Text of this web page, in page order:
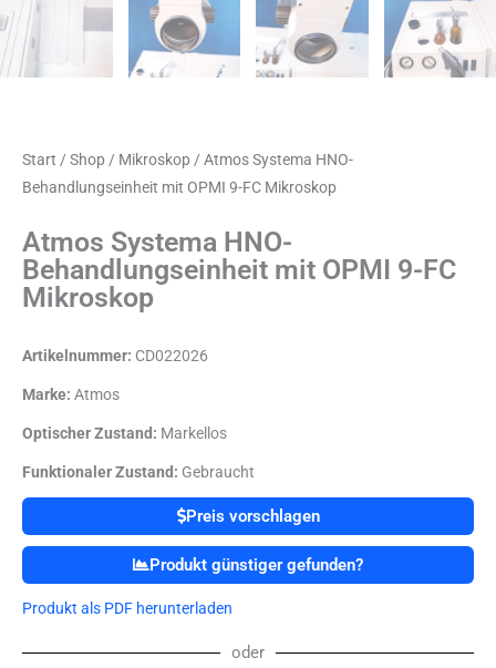
Start / Shop / Mikroskop / Atmos Systema HNO-
Behandlungseinheit mit OPMI 9-FC Mikroskop
Atmos Systema HNO-
Behandlungseinheit mit OPMI 9-FC
Mikroskop
Artikelnummer: CD022026
Marke: Atmos
Optischer Zustand: Markellos
Funktionaler Zustand: Gebraucht
Preis vorschlagen
Produkt günstiger gefunden?
Produkt als PDF herunterladen
oder